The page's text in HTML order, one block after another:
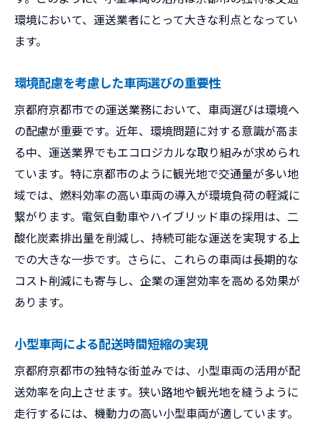
環境において、運送業者にとって大きな利点となってい
ます。
環境配慮を考慮した車両選びの重要性
京都府京都市での運送業務において、車両選びは環境へ
の配慮が重要です。近年、環境問題に対する意識が高ま
る中、運送業界でもエコロジカルな取り組みが求められ
ています。特に京都市のように観光地で交通量が多い地
域では、燃料効率の高い車両の導入が環境負荷の軽減に
繋がります。電気自動車やハイブリッド車の採用は、二
酸化炭素排出量を削減し、持続可能な運送を実現する上
での大きな一歩です。さらに、これらの車両は長期的な
コスト削減にも寄与し、企業の運営効率を高める効果が
あります。
小型車両による配送時間短縮の実現
京都府京都市の独特な街並みでは、小型車両の活用が配
送効率を向上させます。狭い路地や観光地を縫うように
走行するには、機動力の高い小型車両が適しています。